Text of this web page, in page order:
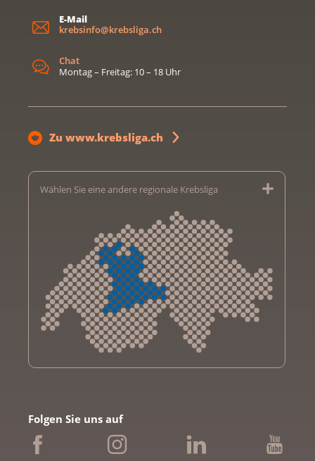
E-Mail
krebsinfo@krebsliga.ch
Chat
Montag – Freitag: 10 – 18 Uhr
Zu www.krebsliga.ch
Wählen Sie eine andere regionale Krebsliga
Krebsliga Bern
Krebsliga Freiburg
Folgen Sie uns auf